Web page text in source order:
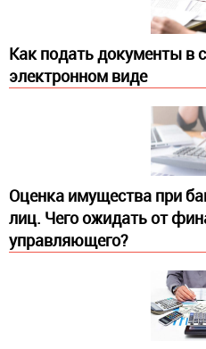
Как подать документы в
электронном виде
Оценка имущества при
лиц. Чего ожидать от
управляющего?